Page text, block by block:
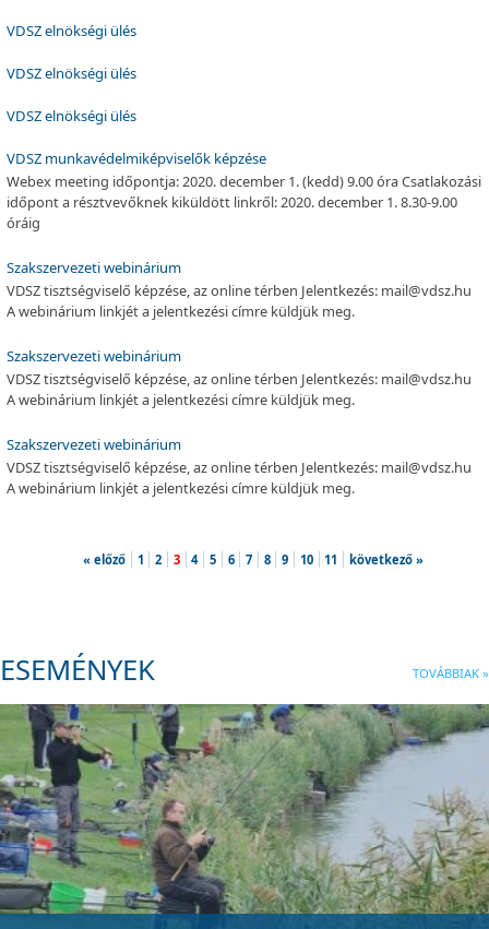
VDSZ elnökségi ülés
VDSZ elnökségi ülés
VDSZ elnökségi ülés
VDSZ munkavédelmiképviselők képzése
Webex meeting időpontja: 2020. december 1. (kedd) 9.00 óra Csatlakozási
időpont a résztvevőknek kiküldött linkről: 2020. december 1. 8.30-9.00
óráig
Szakszervezeti webinárium
VDSZ tisztségviselő képzése, az online térben Jelentkezés: mail@vdsz.hu
A webinárium linkjét a jelentkezési címre küldjük meg.
Szakszervezeti webinárium
VDSZ tisztségviselő képzése, az online térben Jelentkezés: mail@vdsz.hu
A webinárium linkjét a jelentkezési címre küldjük meg.
Szakszervezeti webinárium
VDSZ tisztségviselő képzése, az online térben Jelentkezés: mail@vdsz.hu
A webinárium linkjét a jelentkezési címre küldjük meg.
« előző 1 2 3 4 5 6 7 8 9 10 11 következő »
ESEMÉNYEK TOVÁBBIAK »